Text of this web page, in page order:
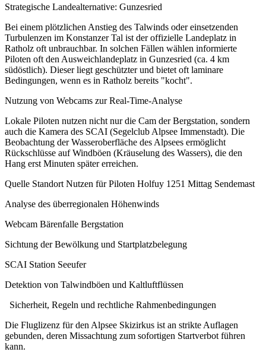
Strategische Landealternative: Gunzesried
Bei einem plötzlichen Anstieg des Talwinds oder einsetzenden
Turbulenzen im Konstanzer Tal ist der offizielle Landeplatz in
Ratholz oft unbrauchbar. In solchen Fällen wählen informierte
Piloten oft den Ausweichlandeplatz in Gunzesried (ca. 4 km
südöstlich). Dieser liegt geschützter und bietet oft laminare
Bedingungen, wenn es in Ratholz bereits "kocht".
Nutzung von Webcams zur Real-Time-Analyse
Lokale Piloten nutzen nicht nur die Cam der Bergstation, sondern
auch die Kamera des SCAI (Segelclub Alpsee Immenstadt). Die
Beobachtung der Wasseroberfläche des Alpsees ermöglicht
Rückschlüsse auf Windböen (Kräuselung des Wassers), die den
Hang erst Minuten später erreichen.
Quelle Standort Nutzen für Piloten Holfuy 1251 Mittag Sendemast
Analyse des überregionalen Höhenwinds
Webcam Bärenfalle Bergstation
Sichtung der Bewölkung und Startplatzbelegung
SCAI Station Seeufer
Detektion von Talwindböen und Kaltluftflüssen
Sicherheit, Regeln und rechtliche Rahmenbedingungen
Die Fluglizenz für den Alpsee Skizirkus ist an strikte Auflagen
gebunden, deren Missachtung zum sofortigen Startverbot führen
kann.